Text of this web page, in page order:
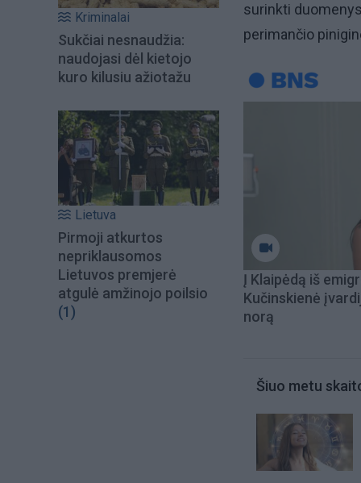
Kriminalai
Sukčiai nesnaudžia:
naudojasi dėl kietojo
kuro kilusiu ažiotažu
Lietuva
Pirmoji atkurtos
nepriklausomos
Lietuvos premjerė
atgulė amžinojo poilsio
(1)
surinkti
perimančio
Į Klaipėdą iš
Kučinskienė
norą
Šiuo metu